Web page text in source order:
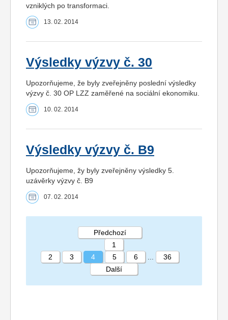
vzniklých po transformaci.
13. 02. 2014
Výsledky výzvy č. 30
Upozorňujeme, že byly zveřejněny poslední výsledky
výzvy č. 30 OP LZZ zaměřené na sociální ekonomiku.
10. 02. 2014
Výsledky výzvy č. B9
Upozorňujeme, žy byly zveřejněny výsledky 5.
uzávěrky výzvy č. B9
07. 02. 2014
STRÁNKA 4 36
Předchozí
1
2
3 4 5 6
36
Další